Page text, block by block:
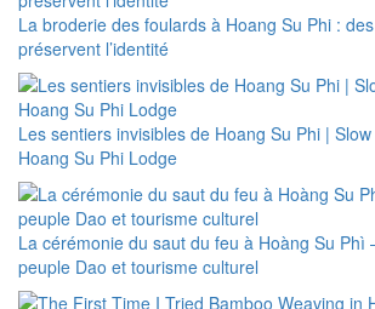
La broderie des foulards à Hoang Su Phi :
préservent l’identité
Les sentiers invisibles de Hoang Su Phi |
Hoang Su Phi Lodge
La cérémonie du saut du feu à Hoàng Su Phì
peuple Dao et tourisme culturel